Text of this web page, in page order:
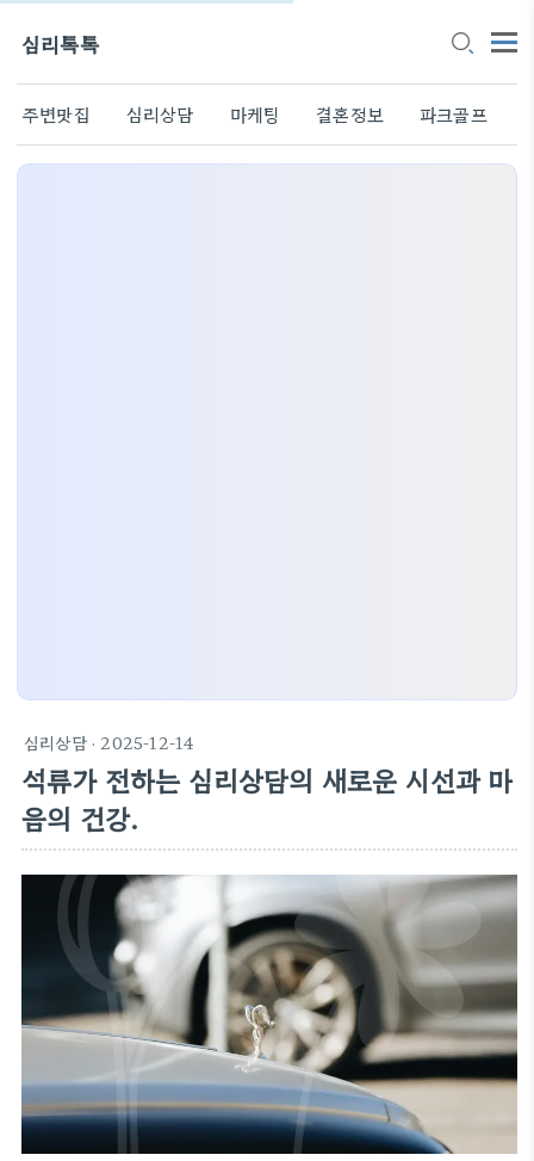
심리톡톡
주변맛집 심리상담 마케팅 결혼정보 파크골프
심리상담· 2025-12-14
석류가 전하는 심리상담의 새로운 시선과 마
음의 건강.